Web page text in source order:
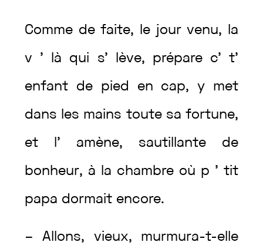
Comme defaite, le jourvenu, la
v ’ là qui s’ lève, prépare c’ t’
enfant de pied en cap, y met
dans les mains toute sa fortune,
et l’ amène, sautillante de
bonheur, à la chambre où p ’ tit
papa dormait encore.
–Allons, vieux, murmura-t-elle